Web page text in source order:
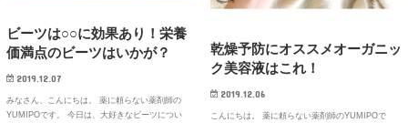
ビーツは○○に効果あり！栄養
価満点のビーツはいかが？
2019.12.07
みなさん、こんにちは。 薬に頼らない薬剤師の
YUMIPOです。 今日は、大好きなビーツについ
乾燥予防にオススメオーガニッ
ク美容液はこれ！
2019.12.06
こんにちは。 薬に頼らない薬剤師のYUMIPOで